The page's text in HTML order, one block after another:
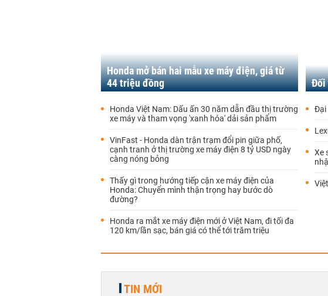
Honda mở bán hai mẫu xe máy điện, giá từ
44 triệu đồng
Honda Việt Nam: Dấu ấn 30 năm dẫn đầu thị trường
xe máy và tham vọng 'xanh hóa' dải sản phẩm
VinFast - Honda dàn trận trạm đổi pin giữa phố,
cạnh tranh ở thị trường xe máy điện 8 tỷ USD ngày
càng nóng bỏng
Thấy gì trong hướng tiếp cận xe máy điện của
Honda: Chuyển mình thận trọng hay bước dò
đường?
Honda ra mắt xe máy điện mới ở Việt Nam, đi tối đa
120 km/lần sạc, bán giá có thể tới trăm triệu
Đối
Đại
Xe
TIN MỚI